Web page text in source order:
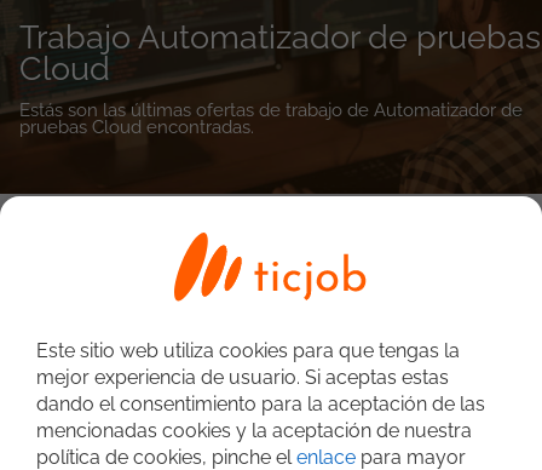
Trabajo Automatizador de pruebas
Cloud
Estás son las últimas ofertas de trabajo de Automatizador de
pruebas Cloud encontradas.
empleos encontrados
Este sitio web utiliza cookies para que tengas la
mejor experiencia de usuario. Si aceptas estas
dando el consentimiento para la aceptación de las
mencionadas cookies y la aceptación de nuestra
política de cookies, pinche elenlace para mayor